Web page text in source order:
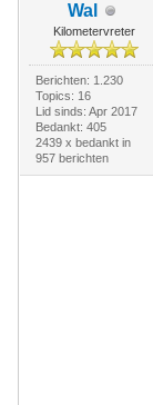
Wal
Kilometervreter
Berichten: 1.230
Topics: 16
Lid sinds: Apr 2017
Bedankt: 405
2439 x bedankt in
957 berichten